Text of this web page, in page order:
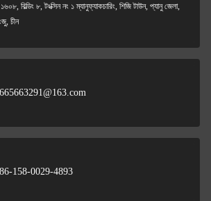
বিল্ডিং ৮, টংক্সিন নং ১ ম্যানুফ্যাকচারিং, শিজি টাউন, প্যানু জেলা,
চীন
158-0029-4893